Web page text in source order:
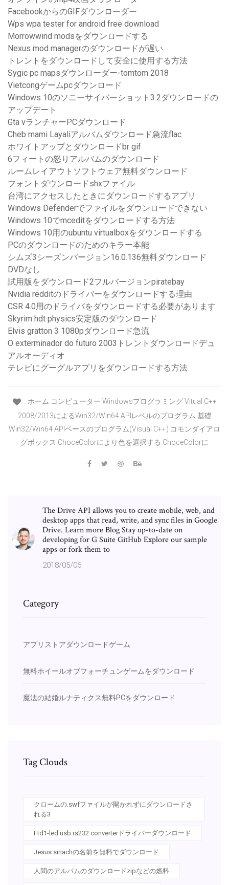
FacebookからのGIFダウンローダー
Wps wpa tester for android free download
Morrowwind modsをダウンロードする
Nexus mod managerのダウンロードが遅い
トレントをダウンロードして安全に使用する方法
Sygic pc mapsダウンローダー-tomtom 2018
Vietcongゲームpcダウンロード
Windows 10のソニーサイバーショット3.2ダウンロードの
アップデート
Gta vランチャーPCダウンロード
Cheb mami Layaliアルバムダウンロード急流flac
ホワイトアップとダウンロードbr gif
6フィートの怒りアルバムのダウンロード
ルームレイアウトソフトウェア無料ダウンロード
フォントダウンロードshxファイル
台湾にアクセスしたときにダウンロードするアプリ
Windows Defenderでファイルをダウンロードできない
Windows 10でmceditをダウンロードする方法
Windows 10用のubuntu virtualboxをダウンロードする
PCのダウンロードのためのキラー本能
シムズ3シーズンバージョン16.0.136無料ダウンロード
DVDなし
試用版をダウンロード2フルバージョンpiratebay
Nvidia redditのドライバーをダウンロードする理由
CSR 4.0用のドライバをダウンロードする必要があります
Skyrim hdt physics安定版のダウンロード
Elvis gratton 3 1080pダウンロード急流
O exterminador do futuro 2003トレントダウンロードデュ
アルオーディオ
テレビにグーグルアプリをダウンロードする方法
ホーム コンピューター Windowsプログラミング Vitual C++
2008/2013によるWin32/Win64 APIレベルのプログラム 基礎
Win32/Win64 APIベースのプログラム(Visual C++) コモンダイアロ
グボックス ChoceColorにより色を選択する ChoceColorに
The Drive API allows you to create mobile, web, and
desktop apps that read, write, and sync files in Google
Drive. Learn more Blog Stay up-to-date on
developing for G Suite GitHub Explore our sample
apps or fork them to
2018/05/06
Category
アプリストアダウンロードゲーム
無料ホイールオブフォーチュンゲームをダウンロード
魔法の結婚ルナティクス無料PCをダウンロード
Tag Clouds
クロームの.swfファイルが開かれずにダウンロードさ
れる3
Ftd1-led usb rs232 converterドライバーダウンロード
Jesus sinachの名前を無料でダウンロード
人間のアルバムのダウンロードzipなどの燃料